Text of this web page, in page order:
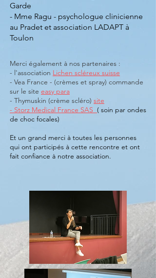
Garde
- Mme Ragu - psychologue clinicienne
au Pradet et association LADAPT à
Toulon
Merci également à nos partenaires :
- l'association Lichen scléreux suisse
- Vea France - (crèmes et spray) commande
sur le site easy para
- Thymuskin (crème scléro) site
- Storz Medical France SAS ( soin par ondes
de choc focales)
Et un grand merci à toutes les personnes
qui ont participés à cette rencontre et ont
fait confiance à notre association.